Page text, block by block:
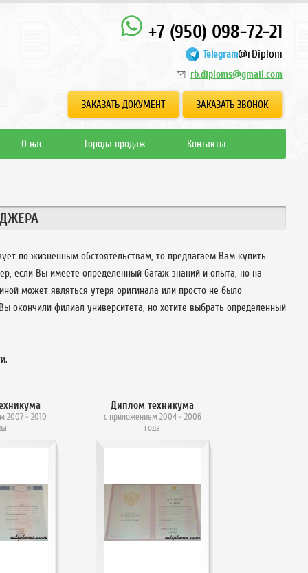
+7 (950) 098-72-21
Telegram@rDiplom
rb.diploms@gmail.com
ЗАКАЗАТЬ ДОКУМЕНТ ЗАКАЗАТЬ ЗВОНОК
О нас Города продаж Контакты
по жизненным обстоятельствам, то предлагаем Вам купить
если Вы имеете определенный багаж знаний и опыта, но на
может являться утеря оригинала или просто не было
окончили филиал университета, но хотите выбрать определенный
2007 - 2010
Диплом техникума
с приложением 2004 - 2006
года